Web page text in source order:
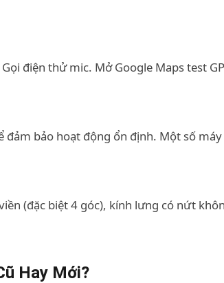
điện thử mic. Mở Google Maps test
đảm bảo hoạt động ổn định. Một số máy
(đặc biệt 4 góc), kính lưng có nứt
Hay Mới?